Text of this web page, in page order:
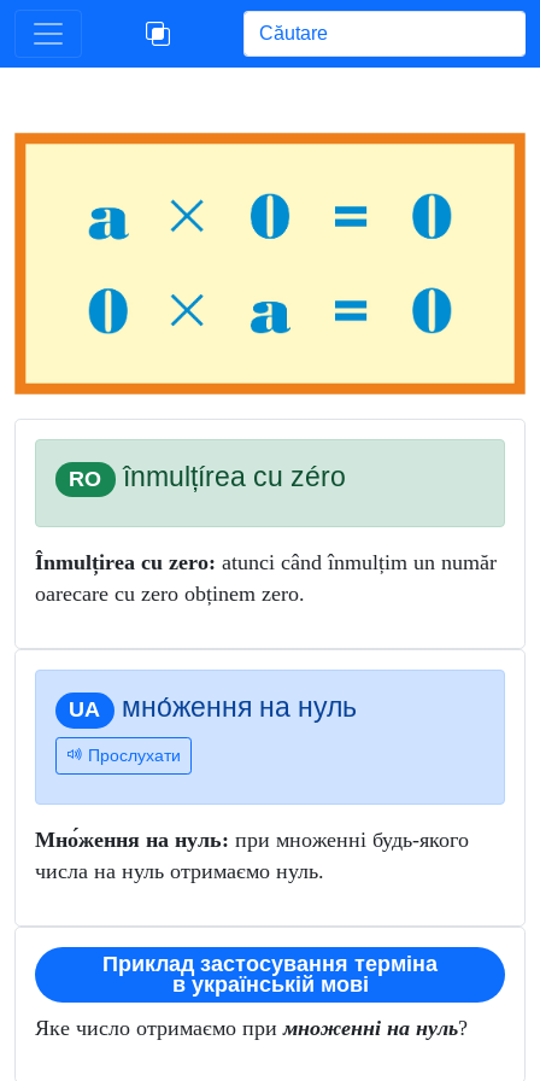
Begin typing for results.
RO înmulțírea cu zéro
Înmulțirea cu zero: atunci când înmulțim un număr
oarecare cu zero obținem zero.
UA мно́ження на нуль
Прослухати
Мно́ження на нуль: при множенні будь-якого
числа на нуль отримаємо нуль.
Приклад застосування терміна
в українській мові
Яке число отримаємо примноженні на нуль?